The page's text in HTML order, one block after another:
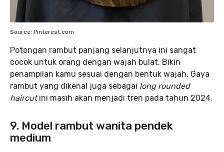
Source: Pinterest.com
Potongan rambut panjang selanjutnya ini sangat
cocok untuk orang dengan wajah bulat. Bikin
penampilan kamu sesuai dengan bentuk wajah. Gaya
rambut yang dikenal juga sebagai long rounded
haircutini masih akan menjadi tren pada tahun 2024.
9. Model rambut wanita pendek
medium